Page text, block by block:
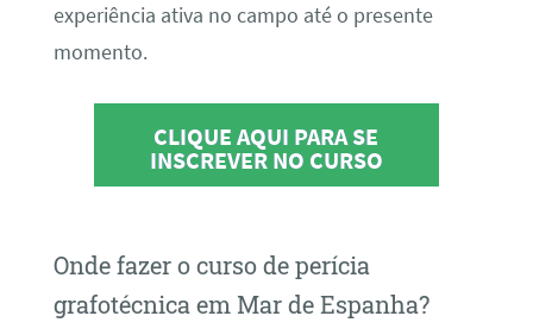
experiência ativa no campo até o presente
momento.
CLIQUE AQUI PARA SE
INSCREVER NO CURSO
Onde fazer o curso de perícia
grafotécnica em Mar de Espanha?